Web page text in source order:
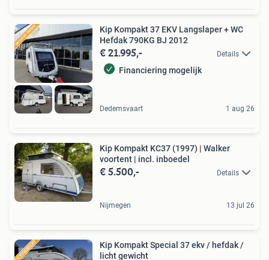
Kip Kompakt 37 EKV Langslaper + WC
Hefdak 790KG BJ 2012
€ 21.995,- Details
Financiering mogelijk
Dedemsvaart 1 aug 26
Kip Kompakt KC37 (1997) | Walker
voortent | incl. inboedel
€ 5.500,- Details
Nijmegen 13 jul 26
Kip Kompakt Special 37 ekv / hefdak /
licht gewicht